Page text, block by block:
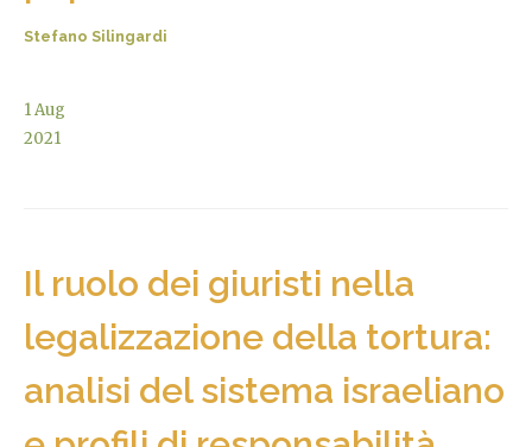
Stefano Silingardi
1Aug
2021
Il ruolo dei giuristi nella
legalizzazione della tortura:
analisi del sistema israeliano